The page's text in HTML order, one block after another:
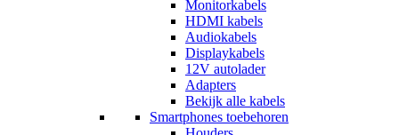
Monitorkabels
HDMI kabels
Audiokabels
Displaykabels
12V autolader
Adapters
Bekijk alle kabels
Smartphones toebehoren